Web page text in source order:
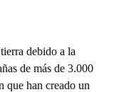
debido a la
de más de 3.000
que han creado un